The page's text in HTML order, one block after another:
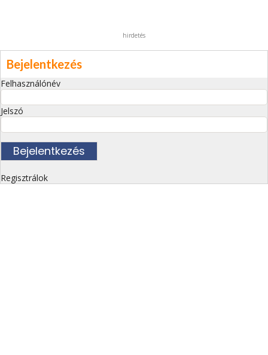
hirdetés
Bejelentkezés
Felhasználónév
Jelszó
Regisztrálok